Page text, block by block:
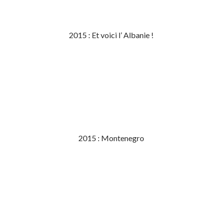
2015 : Et voici l’ Albanie !
2015 : Montenegro